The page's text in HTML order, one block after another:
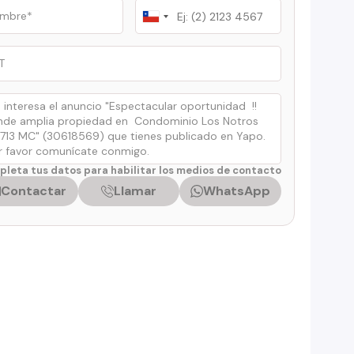
Chile
+56
tus datos para habilitar los medios de contacto
Contactar Llamar WhatsApp